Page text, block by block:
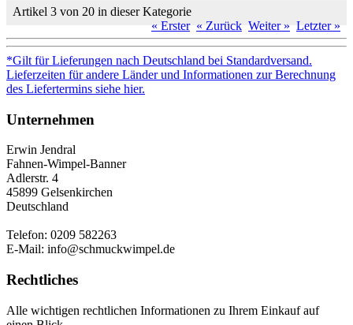
Artikel 3 von 20 in dieser Kategorie
« Erster « Zurück Weiter » Letzter »
*Gilt für Lieferungen nach Deutschland bei Standardversand.
Lieferzeiten für andere Länder und Informationen zur Berechnung
des Liefertermins siehe hier.
Unternehmen
Erwin Jendral
Fahnen-Wimpel-Banner
Adlerstr. 4
45899 Gelsenkirchen
Deutschland
Telefon: 0209 582263
E-Mail: info@schmuckwimpel.de
Rechtliches
Alle wichtigen rechtlichen Informationen zu Ihrem Einkauf auf